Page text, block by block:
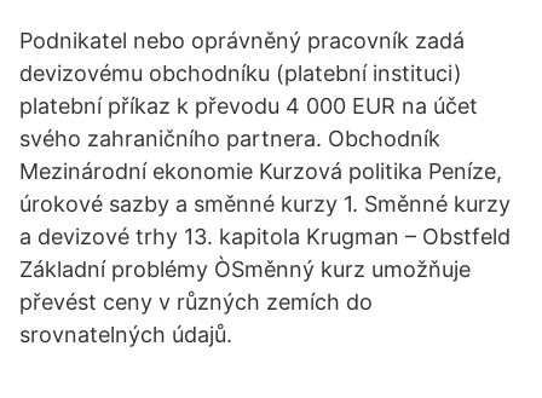
Podnikatel nebo oprávněný pracovník zadá
devizovému obchodníku (platební instituci)
platební příkaz k převodu 4 000 EUR na účet
svého zahraničního partnera. Obchodník
Mezinárodní ekonomie Kurzová politika Peníze,
úrokové sazby a směnné kurzy 1. Směnné kurzy
a devizové trhy 13. kapitola Krugman – Obstfeld
Základní problémy ÒSměnný kurz umožňuje
převést ceny v různých zemích do
srovnatelných údajů.